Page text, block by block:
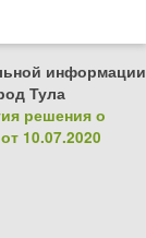
информации
Тула
решения о
10.07.2020